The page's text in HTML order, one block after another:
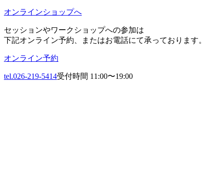
オンラインショップへ
セッションやワークショップへの参加は
下記オンライン予約、またはお電話にて承っております。
オンライン予約
tel.026-219-5414受付時間 11:00〜19:00